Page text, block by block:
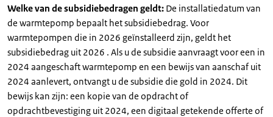
Welke van de subsidiebedragen geldt: De installatiedatum van
de warmtepomp bepaalt het subsidiebedrag. Voor
warmtepompen die in 2026 geïnstalleerd zijn, geldt het
subsidiebedrag uit 2026 . Als u de subsidie aanvraagt voor een in
2024 aangeschaft warmtepomp en een bewijs van aanschaf uit
2024 aanlevert, ontvangt u de subsidie die gold in 2024. Dit
bewijs kan zijn: een kopie van de opdracht of
opdrachtbevestiging uit 2024, een digitaal getekende offerte of